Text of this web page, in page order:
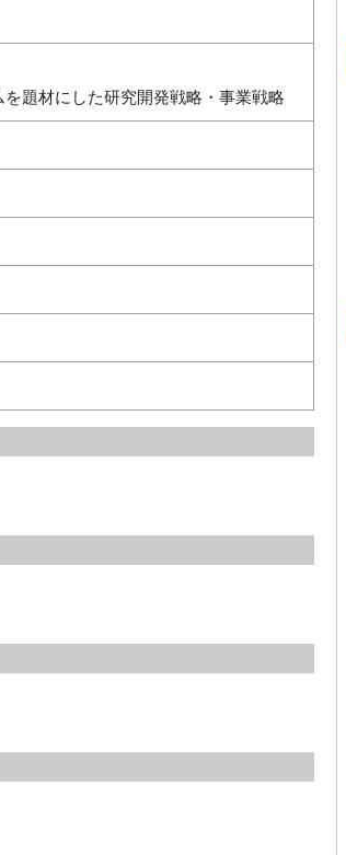
題材にした研究開発戦略・事業戦略